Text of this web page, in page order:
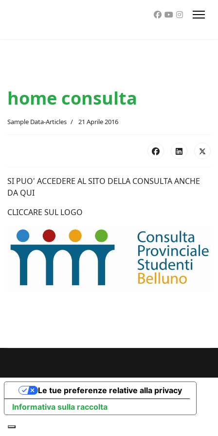
home consulta
Sample Data-Articles 21 Aprile 2016
SI PUO' ACCEDERE AL SITO DELLA CONSULTA ANCHE
DA QUI
CLICCARE SUL LOGO
Informativa sulla raccolta
Le tue preferenze relative alla privacy